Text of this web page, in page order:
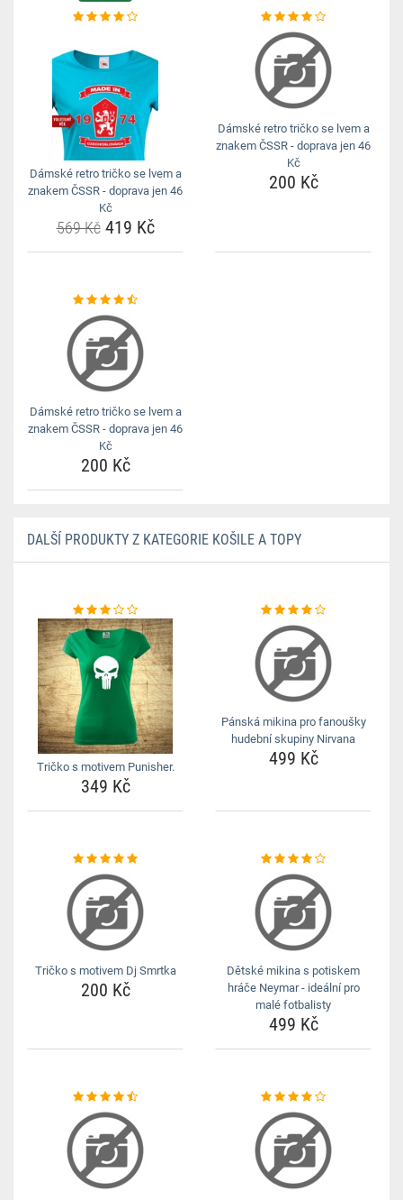
Dámské retro tričko se lvem a
znakem ČSSR - doprava jen 46
Kč
569 Kč419 Kč
Dámské retro tričko se lvem a
znakem ČSSR - doprava jen 46
Kč
200 Kč
Dámské retro tričko se lvem a
znakem ČSSR - doprava jen 46
Kč
200 Kč
DALŠÍ PRODUKTY Z KATEGORIE KOŠILE A TOPY
Tričko s motivem Punisher.
349 Kč
Pánská mikina pro fanoušky
hudební skupiny Nirvana
499 Kč
Tričko s motivem Dj Smrtka
200 Kč
Dětské mikina s potiskem
hráče Neymar - ideální pro
malé fotbalisty
499 Kč